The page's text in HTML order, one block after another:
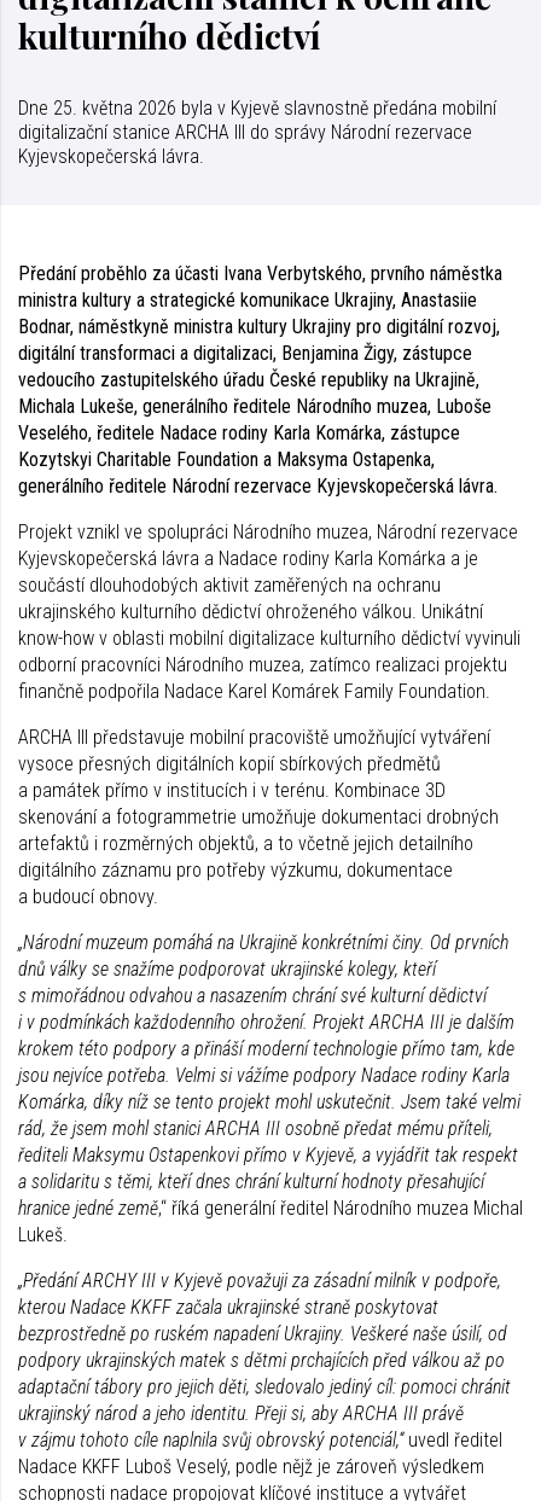
kulturního dědictví
Dne 25. května 2026 byla v Kyjevě slavnostně předána mobilní
digitalizační stanice ARCHA III do správy Národní rezervace
Kyjevskopečerská lávra.
Předání proběhlo za účasti Ivana Verbytského, prvního náměstka
ministra kultury a strategické komunikace Ukrajiny, Anastasiie
Bodnar, náměstkyně ministra kultury Ukrajiny pro digitální rozvoj,
digitální transformaci a digitalizaci, Benjamina Žigy, zástupce
vedoucího zastupitelského úřadu České republiky na Ukrajině,
Michala Lukeše, generálního ředitele Národního muzea, Luboše
Veselého, ředitele Nadace rodiny Karla Komárka, zástupce
Kozytskyi Charitable Foundation a Maksyma Ostapenka,
generálního ředitele Národní rezervace Kyjevskopečerská lávra.
Projekt vznikl ve spolupráci Národního muzea, Národní rezervace
Kyjevskopečerská lávra a Nadace rodiny Karla Komárka a je
součástí dlouhodobých aktivit zaměřených na ochranu
ukrajinského kulturního dědictví ohroženého válkou. Unikátní
know-how v oblasti mobilní digitalizace kulturního dědictví vyvinuli
odborní pracovníci Národního muzea, zatímco realizaci projektu
finančně podpořila Nadace Karel Komárek Family Foundation.
ARCHA III představuje mobilní pracoviště umožňující vytváření
vysoce přesných digitálních kopií sbírkových předmětů
a památek přímo v institucích i v terénu. Kombinace 3D
skenování a fotogrammetrie umožňuje dokumentaci drobných
artefaktů i rozměrných objektů, a to včetně jejich detailního
digitálního záznamu pro potřeby výzkumu, dokumentace
a budoucí obnovy.
„Národní muzeum pomáhá na Ukrajině konkrétními činy. Od prvních
dnů války se snažíme podporovat ukrajinské kolegy, kteří
s mimořádnou odvahou a nasazením chrání své kulturní dědictví
i v podmínkách každodenního ohrožení. Projekt ARCHA III je dalším
krokem této podpory a přináší moderní technologie přímo tam, kde
jsou nejvíce potřeba. Velmi si vážíme podpory Nadace rodiny Karla
Komárka, díky níž se tento projekt mohl uskutečnit. Jsem také velmi
rád, že jsem mohl stanici ARCHA III osobně předat mému příteli,
řediteli Maksymu Ostapenkovi přímo v Kyjevě, a vyjádřit tak respekt
a solidaritu s těmi, kteří dnes chrání kulturní hodnoty přesahující
hranice jedné země,“ říká generální ředitel Národního muzea Michal
Lukeš.
„Předání ARCHY III v Kyjevě považuji za zásadní milník v podpoře,
kterou Nadace KKFF začala ukrajinské straně poskytovat
bezprostředně po ruském napadení Ukrajiny. Veškeré naše úsilí, od
podpory ukrajinských matek s dětmi prchajících před válkou až po
adaptační tábory pro jejich děti, sledovalo jediný cíl: pomoci chránit
ukrajinský národ a jeho identitu. Přeji si, aby ARCHA III právě
v zájmu tohoto cíle naplnila svůj obrovský potenciál,“uvedl ředitel
Nadace KKFF Luboš Veselý, podle nějž je zároveň výsledkem
schopnosti nadace propojovat klíčové instituce a vytvářet